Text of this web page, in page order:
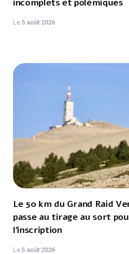
incomplets et polémiques
Le5 août 2026
Le 50 km du Grand Raid
passe au tirage au sort
l'inscription
Le5 août 2026